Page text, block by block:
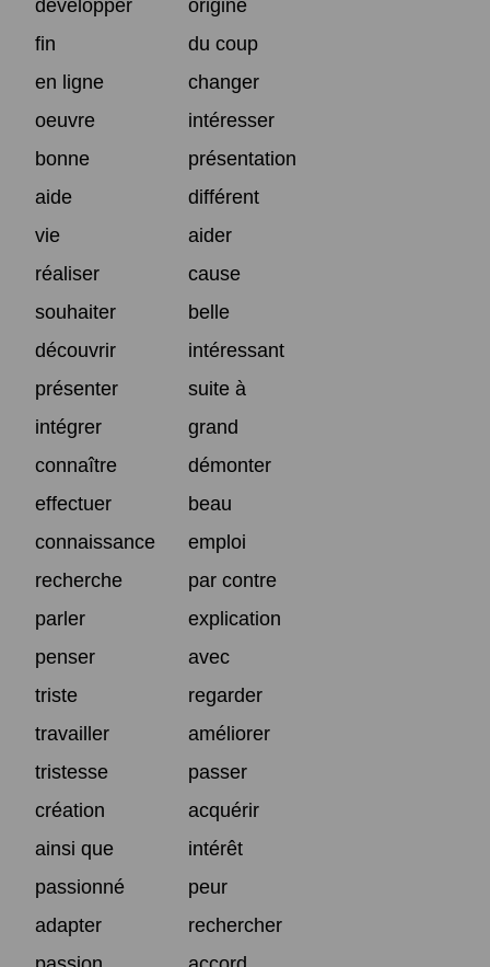
développer
origine
fin
du coup
en ligne
changer
oeuvre
intéresser
bonne
présentation
aide
différent
vie
aider
réaliser
cause
souhaiter
belle
découvrir
intéressant
présenter
suite à
intégrer
grand
connaître
démonter
effectuer
beau
connaissance
emploi
recherche
par contre
parler
explication
penser
avec
triste
regarder
travailler
améliorer
tristesse
passer
création
acquérir
ainsi que
intérêt
passionné
peur
adapter
rechercher